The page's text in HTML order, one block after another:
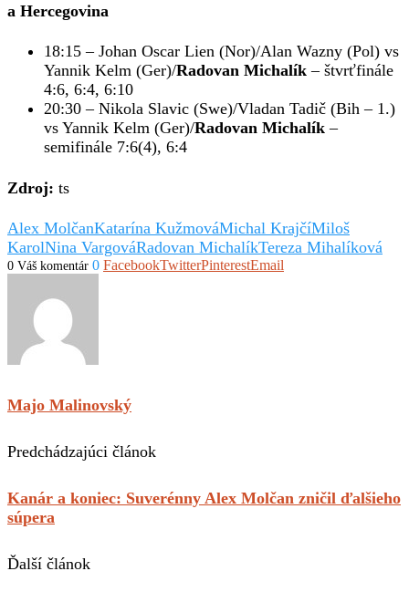
a Hercegovina
18:15 – Johan Oscar Lien (Nor)/Alan Wazny (Pol) vs
Yannik Kelm (Ger)/Radovan Michalík – štvrťfinále
4:6, 6:4, 6:10
20:30 – Nikola Slavic (Swe)/Vladan Tadič (Bih – 1.)
vs Yannik Kelm (Ger)/Radovan Michalík –
semifinále 7:6(4), 6:4
Zdroj: ts
Alex MolčanKatarína KužmováMichal KrajčíMiloš
KarolNina VargováRadovan MichalíkTereza Mihalíková
0 Váš komentár 0 FacebookTwitterPinterestEmail
Majo Malinovský
Predchádzajúci článok
Kanár a koniec: Suverénny Alex Molčan zničil ďalšieho
súpera
Ďalší článok